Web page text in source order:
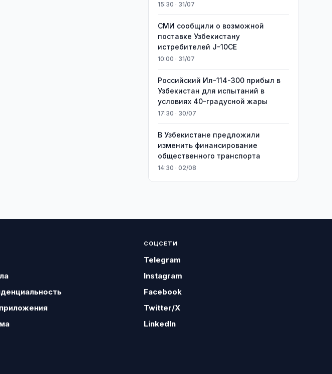
15:30 · 31/07
СМИ сообщили о возможной
поставке Узбекистану
истребителей J-10CE
10:00 · 31/07
Российский Ил-114-300 прибыл в
Узбекистан для испытаний в
условиях 40-градусной жары
17:30 · 30/07
В Узбекистане предложили
изменить финансирование
общественного транспорта
14:30 · 02/08
СОЦСЕТИ
Telegram
Instagram
Facebook
Twitter/X
LinkedIn